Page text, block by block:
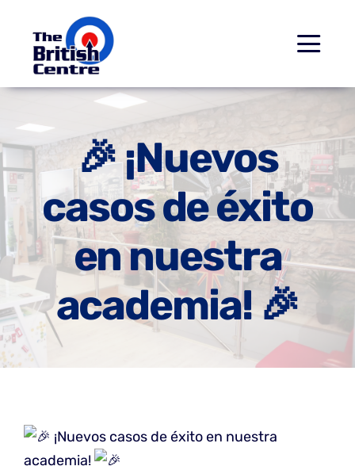
contenido
Inicio
Cursos
Examenes Cambridge
Conócenos
Contacto
Paseo Virtual
🎉 ¡Nuevos
casos de éxito
en nuestra
academia! 🎉
¡Nuevos casos de éxito en nuestra
academia!